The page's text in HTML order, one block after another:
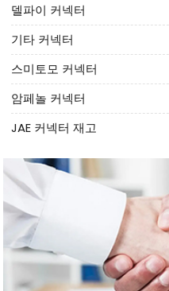
델파이 커넥터
기타 커넥터
스미토모 커넥터
암페놀 커넥터
JAE 커넥터 재고